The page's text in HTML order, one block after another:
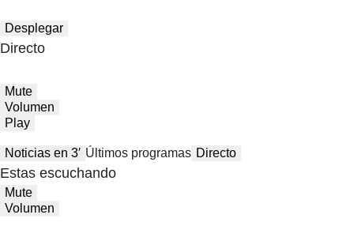
Desplegar
Directo
Mute
Volumen
Play
Noticias en 3′ Últimos programas Directo
Estas escuchando
Mute
Volumen